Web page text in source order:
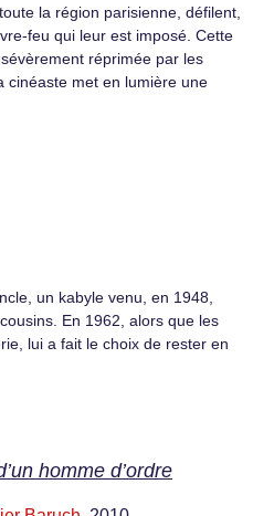
la région parisienne, défilent,
feu qui leur est imposé. Cette
réprimée par les
cinéaste met en lumière une
un kabyle venu, en 1948,
En 1962, alors que les
lui a fait le choix de rester en
homme d’ordre